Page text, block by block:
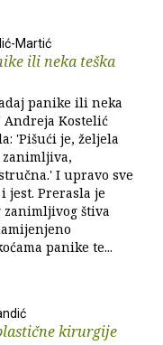
Martić
ili neka teška
panike ili neka
Andreja Kostelić
'Pišući je, željela
zanimljiva,
I upravo sve
jest. Prerasla je
štiva
panike te...
kirurgije